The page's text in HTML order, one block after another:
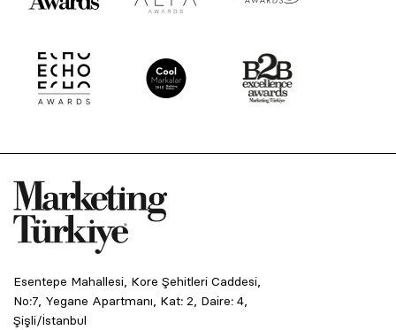
Esentepe Mahallesi, Kore Şehitleri Caddesi,
No:7, Yegane Apartmanı, Kat: 2, Daire: 4,
Şişli/İstanbul